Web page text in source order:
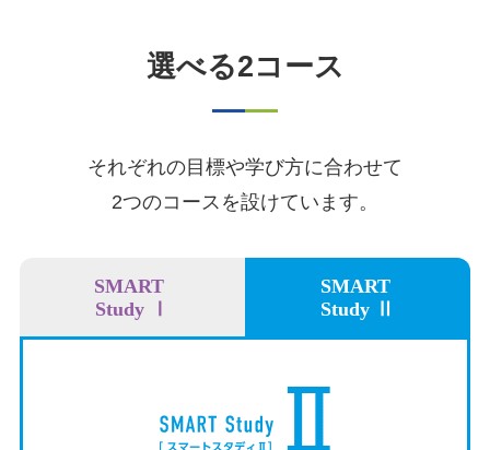
選べる2コース
それぞれの目標や学び方に合わせて
2つのコースを設けています。
SMART
Study Ⅰ
SMART
Study Ⅱ